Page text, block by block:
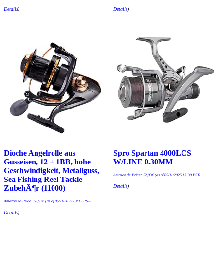
Details) Details)
Dioche Angelrolle aus
Gusseisen, 12 + 1BB, hohe
Geschwindigkeit, Metallguss,
Sea Fishing Reel Tackle
ZubehÃ¶r (11000)
Amazon.de Price: 50,97€(as of 05/11/2025 13:12 PST-
Details)
Spro Spartan 4000LCS
W/LINE 0.30MM
Amazon.de Price: 22,03€(as of 05/11/2025 13:30 PST-
Details)